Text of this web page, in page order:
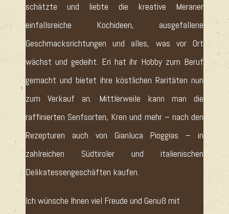
schätzte und liebte die kreative Meraner
einfallsreiche Kochideen, ausgefallene
Geschmacksrichtungen und alles, was vor Ort
wächst und gedeiht. Eri hat ihr Hobby zum Beruf
gemacht und bietet ihre köstlichen Raritäten nun
zum Verkauf an. Mittlerweile kann man die
raffinierten Senfsorten, Kren und mehr – nach den
Rezepturen auch von Gianluca Pioggias – in
zahlreichen Südtiroler und italienischen
Delikatessengeschäften kaufen.
Ich wünsche Ihnen viel Freude und Genuß mit